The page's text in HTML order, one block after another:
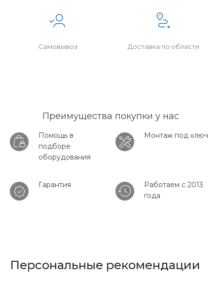
Самовывоз Доставка по области
Преимущества покупки у нас
Помощь в
подборе
оборудования
Монтаж под ключ
Гарантия
Работаем с 2013
года
Персональные рекомендации